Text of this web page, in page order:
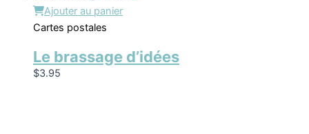
Ajouter au panier
Cartes postales
Le brassage d’idées
$3.95